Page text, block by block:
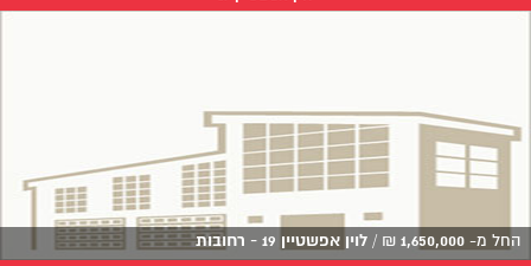
החל מ- 1,650,000
₪
/ לוין אפשטיין 19 - רחובות